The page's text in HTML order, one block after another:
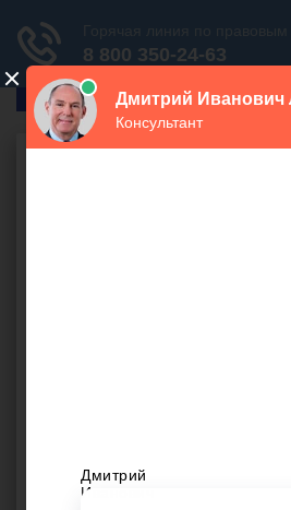
ГлавПрав
наследство. Подскажете, вправе
претендовать на какую-либо долю